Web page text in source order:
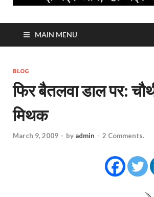
MAIN MENU
BLOG
फिर बैतलवा डाल पर:
मिथक
March 9, 2009 - by admin - 2 Comments.